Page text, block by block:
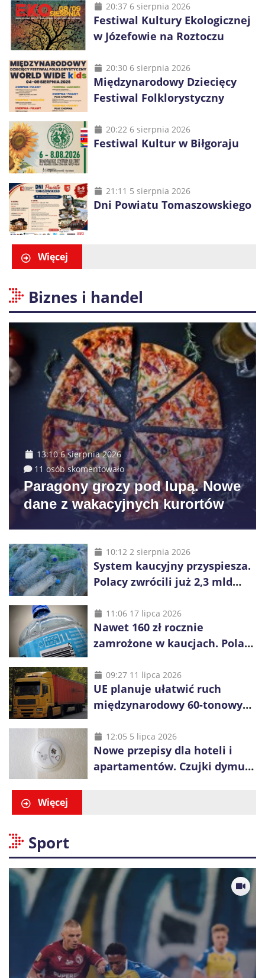
20:37 6 sierpnia 2026
Festiwal Kultury Ekologicznej
w Józefowie na Roztoczu
20:30 6 sierpnia 2026
Międzynarodowy Dziecięcy
Festiwal Folklorystyczny
20:22 6 sierpnia 2026
Festiwal Kultur w Biłgoraju
21:11 5 sierpnia 2026
Dni Powiatu Tomaszowskiego
Więcej
Biznes i handel
13:10 6 sierpnia 2026
11 osób skomentowało
Paragony grozy pod lupą. Nowe
dane z wakacyjnych kurortów
10:12 2 sierpnia 2026
System kaucyjny przyspiesza.
Polacy zwrócili już 2,3 mld
11:06 17 lipca 2026
Nawet 160 zł rocznie
zamrożone w kaucjach. Polacy
vouchery
09:27 11 lipca 2026
UE planuje ułatwić ruch
międzynarodowy 60-tonowych
konkurencji
12:05 5 lipca 2026
Nowe przepisy dla hoteli i
apartamentów. Czujki dymu
Więcej
Sport